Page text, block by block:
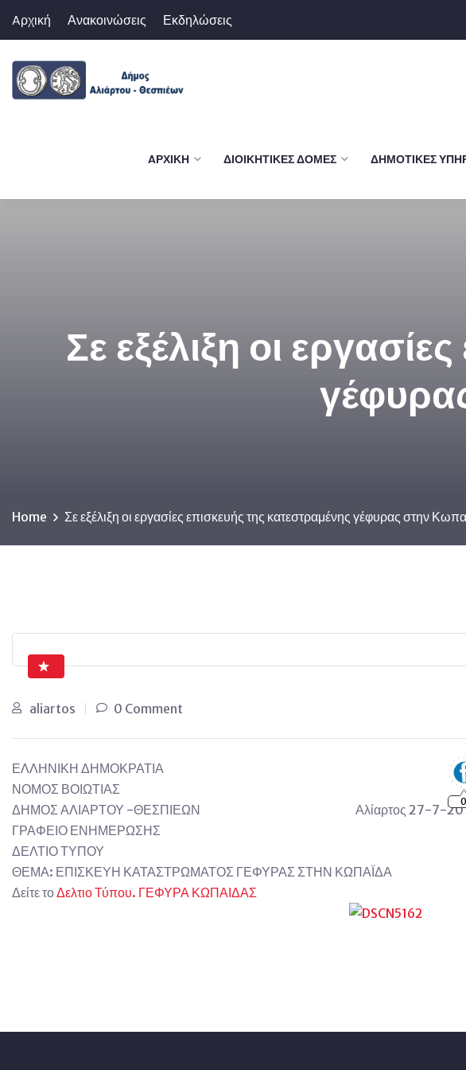
Aρχική Ανακοινώσεις Εκδηλώσεις
AΡΧΙΚΉ ΔΙΟΙΚΗΤΙΚΈΣ ΔΟΜΈΣ ΔΗΜΟΤΙΚΈΣ
Σε εξέλιξη οι
Home Σε εξέλιξη οι εργασίες επισκευής της κατεστραμένης γέφυρας στην
aliartos 0 Comment
ΕΛΛΗΝΙΚΗ ΔΗΜΟΚΡΑΤΙΑ
ΝΟΜΟΣ ΒΟΙΩΤΙΑΣ
ΔΗΜΟΣ ΑΛΙΑΡΤΟΥ -ΘΕΣΠΙΕΩΝ Αλίαρτος 27-7-
ΓΡΑΦΕΙΟ ΕΝΗΜΕΡΩΣΗΣ
ΔΕΛΤΙΟ ΤΥΠΟΥ
ΘΕΜΑ: ΕΠΙΣΚΕΥΗ ΚΑΤΑΣΤΡΩΜΑΤΟΣ ΓΕΦΥΡΑΣ ΣΤΗΝ ΚΩΠΑΪΔΑ
Δείτε τοΔελτιο Τύπου. ΓΕΦΥΡΑ ΚΩΠΑΙΔΑΣ
0